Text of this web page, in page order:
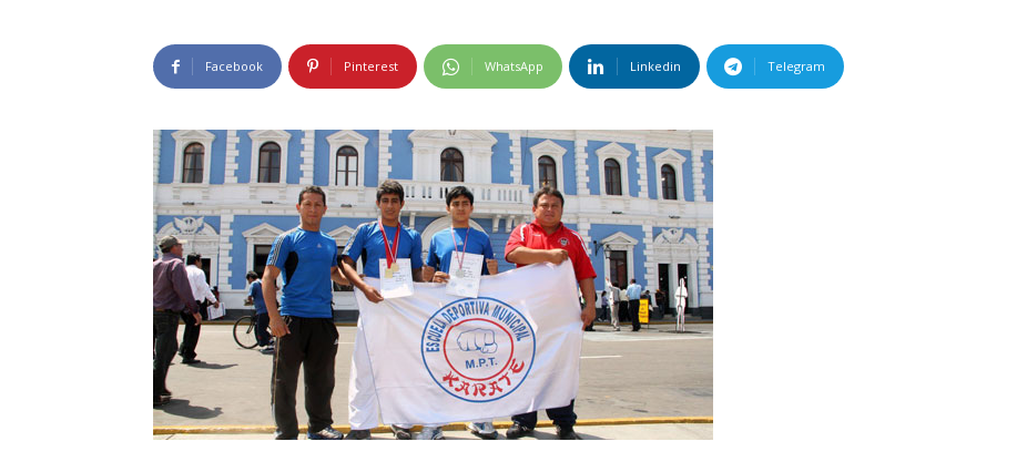
Facebook Pinterest WhatsApp Linkedin Telegram